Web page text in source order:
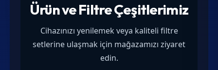
Ürün ve Filtre Çeşitlerimiz
Cihazınızı yenilemek veya kaliteli filtre
setlerine ulaşmak için mağazamızı ziyaret
edin.